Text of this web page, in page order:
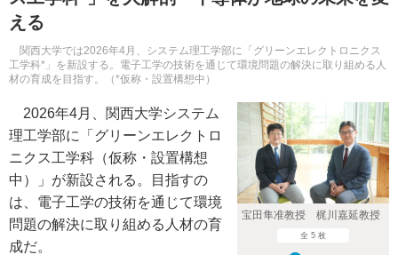
える
関西大学では2026年4月、システム理工学部に「グリーンエレクトロニクス
工学科*」を新設する。電子工学の技術を通じて環境問題の解決に取り組める人
材の育成を目指す。（*仮称・設置構想中）
宝田隼准教授 梶川嘉延教授
全 5 枚
2026年4月、関西大学システム
理工学部に「グリーンエレクトロ
ニクス工学科（仮称・設置構想
中）」が新設される。目指すの
は、電子工学の技術を通じて環境
問題の解決に取り組める人材の育
成だ。